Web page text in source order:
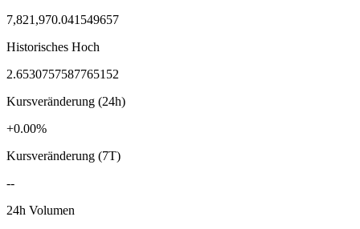
7,821,970.041549657
Historisches Hoch
2.6530757587765152
Kursveränderung (24h)
+0.00%
Kursveränderung (7T)
--
24h Volumen